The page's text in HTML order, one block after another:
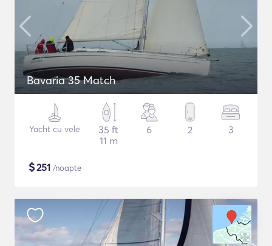
Bavaria 35 Match
Yacht cu vele
35 ft
11 m
6 2 3
$251 /noapte